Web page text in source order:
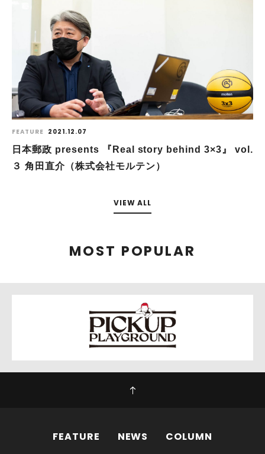
FEATURE 2021.12.07
日本郵政 presents 『Real story behind 3×3』 vol.
３ 角田直介（株式会社モルテン）
VIEW ALL
MOST POPULAR
FEATURE NEWS COLUMN